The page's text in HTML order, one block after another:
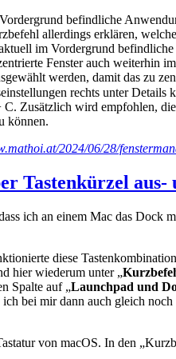
befindliche
allerdings erklären,
im Vordergrund
Fenster auch weiterhin
werden, damit das zu
rechts unter
Zusätzlich wird empfohlen,
können.
2024/06/28/
Tastenkürzel aus-
ich an einem Mac das Dock
diese
hier wiederum unter „
Spalte auf „Launchpad und
ich bei mir dann auch gleich
von macOS. In den